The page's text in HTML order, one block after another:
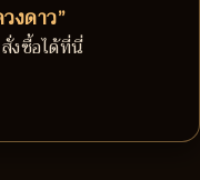
งดาว”
งซื้อได้ที่นี่